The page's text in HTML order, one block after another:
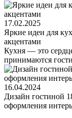
17.02.2025
Яркие идеи для
акцентами
Кухня — это
принимаются
16.04.2024
Дизайн гостиной
оформления